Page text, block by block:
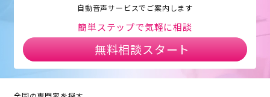
自動音声サービスでご案内します
簡単ステップで気軽に相談
無料相談スタート